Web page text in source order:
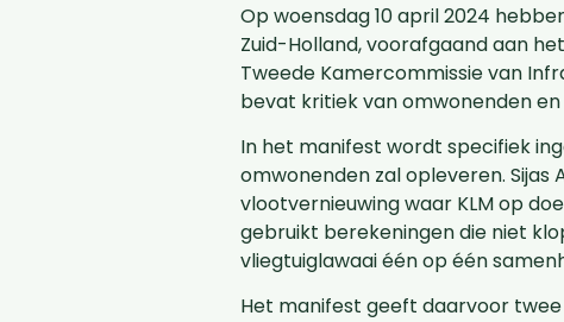
Op woensdag 10 april 2024
Zuid-Holland, voorafgaand aan
Tweede Kamercommissie van
bevat kritiek van omwonenden
In het manifest wordt specifiek
omwonenden zal opleveren. Sijas
vlootvernieuwing waar KLM op
gebruikt berekeningen die niet
vliegtuiglawaai één op één
Het manifest geeft daarvoor